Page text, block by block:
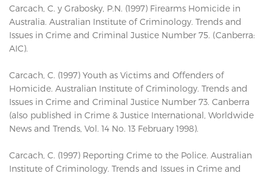
Carcach, C. y Grabosky, P.N. (1997) Firearms Homicide in
Australia. Australian Institute of Criminology. Trends and
Issues in Crime and Criminal Justice Number 75. (Canberra:
AIC).
Carcach, C. (1997) Youth as Victims and Offenders of
Homicide. Australian Institute of Criminology. Trends and
Issues in Crime and Criminal Justice Number 73. Canberra
(also published in Crime & Justice International, Worldwide
News and Trends, Vol. 14 No. 13 February 1998).
Carcach, C. (1997) Reporting Crime to the Police. Australian
Institute of Criminology. Trends and Issues in Crime and